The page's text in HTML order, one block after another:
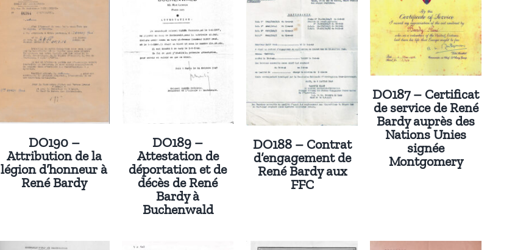
DO190 –
Attribution de la
légion d’honneur à
René Bardy
DO189 –
Attestation de
déportation et de
décès de René
Bardy à
Buchenwald
DO188 – Contrat
d’engagement de
René Bardy aux
FFC
DO187 – Certificat
de service de René
Bardy auprès des
Nations Unies
signée
Montgomery